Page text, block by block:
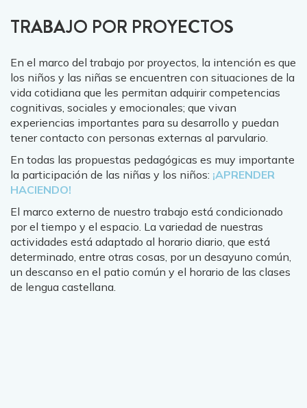
TRABAJO POR PROYECTOS
En el marco del trabajo por proyectos, la intención es que
los niños y las niñas se encuentren con situaciones de la
vida cotidiana que les permitan adquirir competencias
cognitivas, sociales y emocionales; que vivan
experiencias importantes para su desarrollo y puedan
tener contacto con personas externas al parvulario.
En todas las propuestas pedagógicas es muy importante
la participación de las niñas y los niños: ¡APRENDER
HACIENDO!
El marco externo de nuestro trabajo está condicionado
por el tiempo y el espacio. La variedad de nuestras
actividades está adaptado al horario diario, que está
determinado, entre otras cosas, por un desayuno común,
un descanso en el patio común y el horario de las clases
de lengua castellana.